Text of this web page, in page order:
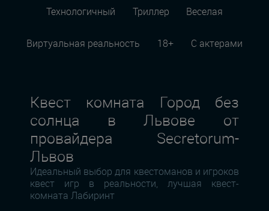
Технологичный Триллер Веселая
Виртуальная реальность 18+ С актерами
Квест комната Город без
солнца в Львове от
провайдера Secretorum-
Львов
Идеальный выбор для квестоманов и игроков
квест игр в реальности, лучшая квест-
комната Лабиринт